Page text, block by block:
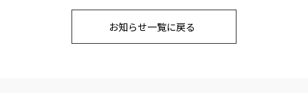
お知らせ一覧に戻る